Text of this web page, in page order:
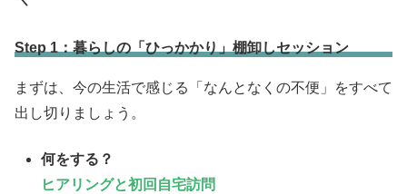
Step 1：暮らしの「ひっかかり」棚卸しセッション
まずは、今の生活で感じる「なんとなくの不便」をすべて
出し切りましょう。
何をする？
ヒアリングと初回自宅訪問